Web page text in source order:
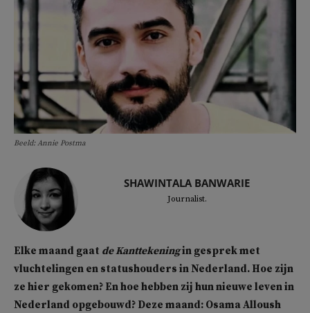
Beeld: Annie Postma
SHAWINTALA BANWARIE
Journalist.
Elke maand gaat de Kanttekeningin gesprek met
vluchtelingen en statushouders in Nederland. Hoe zijn
ze hier gekomen? En hoe hebben zij hun nieuwe leven in
Nederland opgebouwd? Deze maand: Osama Alloush